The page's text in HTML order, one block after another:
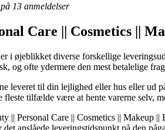
13 anmeldelser
Care || Cosmetics ||
i øjeblikket diverse forskellige
og ofte ydermere den mest betalelige
leveret til din lejlighed eller hus eller ud
tilfælde være at hente varerne selv,
|| Personal Care || Cosmetics ||
anslåede leveringstidspunkt på den